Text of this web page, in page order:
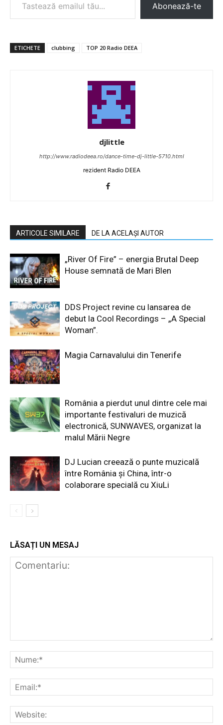
Abonează-te
ETICHETE clubbing TOP 20 Radio DEEA
djlittle
http://www.radiodeea.ro/dance-time-dj-little-5710.html
rezident Radio DEEA
ARTICOLE SIMILARE DE LA ACELAȘI AUTOR
„River Of Fire” – energia Brutal Deep
House semnată de Mari Blen
DDS Project revine cu lansarea de
debut la Cool Recordings – „A Special
Woman”.
Magia Carnavalului din Tenerife
România a pierdut unul dintre cele mai
importante festivaluri de muzică
electronică, SUNWAVES, organizat la
malul Mării Negre
DJ Lucian creează o punte muzicală
între România și China, într-o
colaborare specială cu XiuLi
LĂSAȚI UN MESAJ